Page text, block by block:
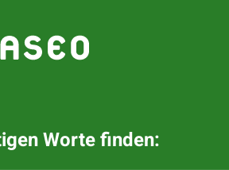
springen
Worte finden: